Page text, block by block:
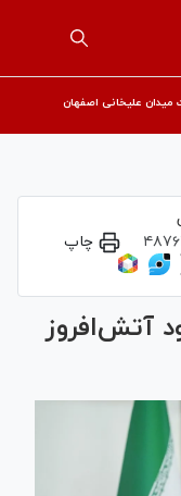
میدان علیخانی اصفهان
چاپ
آتش‌افروز